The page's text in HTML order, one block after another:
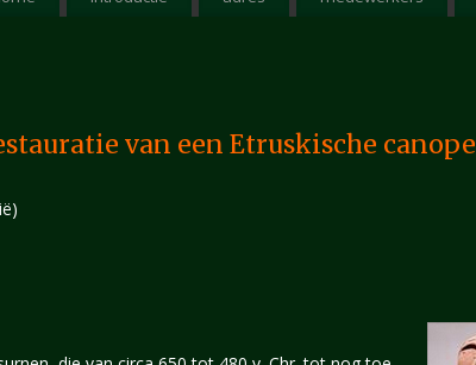
van een Etruskische canope